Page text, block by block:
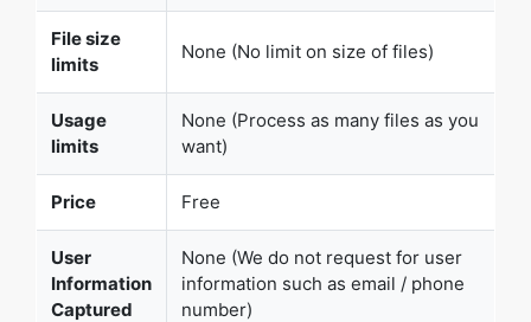
File size
limits
None (No limit on size of files)
Usage
limits
None (Process as many files as you
want)
Price Free
User
Information
Captured
None (We do not request for user
information such as email / phone
number)